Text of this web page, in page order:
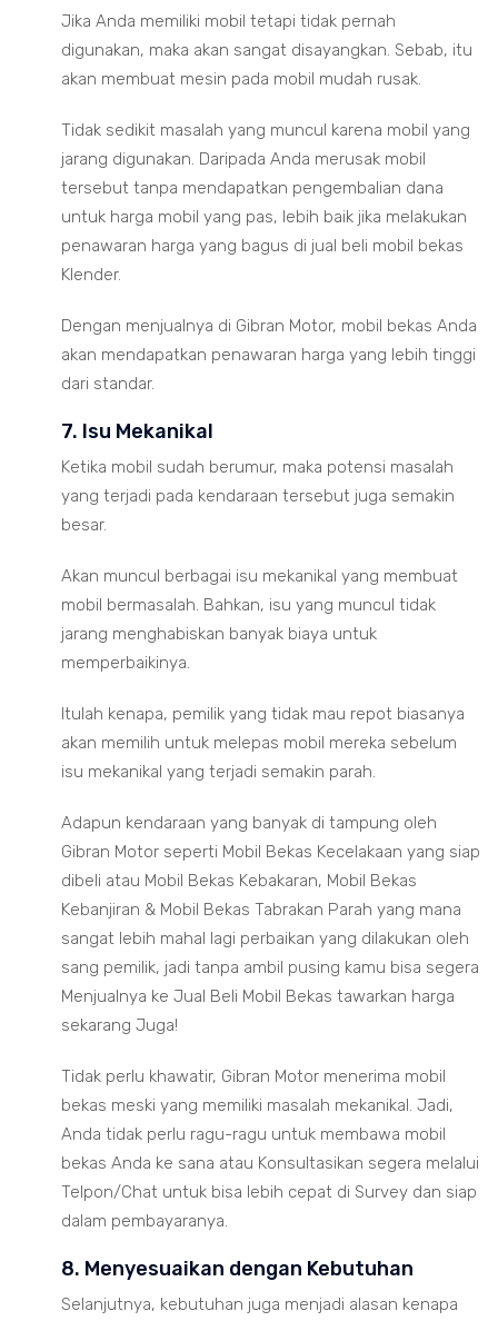
Jika Anda memiliki mobil tetapi tidak pernah
digunakan, maka akan sangat disayangkan. Sebab, itu
akan membuat mesin pada mobil mudah rusak.
Tidak sedikit masalah yang muncul karena mobil yang
jarang digunakan. Daripada Anda merusak mobil
tersebut tanpa mendapatkan pengembalian dana
untuk harga mobil yang pas, lebih baik jika melakukan
penawaran harga yang bagus di jual beli mobil bekas
Klender.
Dengan menjualnya di Gibran Motor, mobil bekas Anda
akan mendapatkan penawaran harga yang lebih tinggi
dari standar.
7. Isu Mekanikal
Ketika mobil sudah berumur, maka potensi masalah
yang terjadi pada kendaraan tersebut juga semakin
besar.
Akan muncul berbagai isu mekanikal yang membuat
mobil bermasalah. Bahkan, isu yang muncul tidak
jarang menghabiskan banyak biaya untuk
memperbaikinya.
Itulah kenapa, pemilik yang tidak mau repot biasanya
akan memilih untuk melepas mobil mereka sebelum
isu mekanikal yang terjadi semakin parah.
Adapun kendaraan yang banyak di tampung oleh
Gibran Motor seperti Mobil Bekas Kecelakaan yang siap
dibeli atau Mobil Bekas Kebakaran, Mobil Bekas
Kebanjiran & Mobil Bekas Tabrakan Parah yang mana
sangat lebih mahal lagi perbaikan yang dilakukan oleh
sang pemilik, jadi tanpa ambil pusing kamu bisa segera
Menjualnya ke Jual Beli Mobil Bekas tawarkan harga
sekarang Juga!
Tidak perlu khawatir, Gibran Motor menerima mobil
bekas meski yang memiliki masalah mekanikal. Jadi,
Anda tidak perlu ragu-ragu untuk membawa mobil
bekas Anda ke sana atau Konsultasikan segera melalui
Telpon/Chat untuk bisa lebih cepat di Survey dan siap
dalam pembayaranya.
8. Menyesuaikan dengan Kebutuhan
Selanjutnya, kebutuhan juga menjadi alasan kenapa